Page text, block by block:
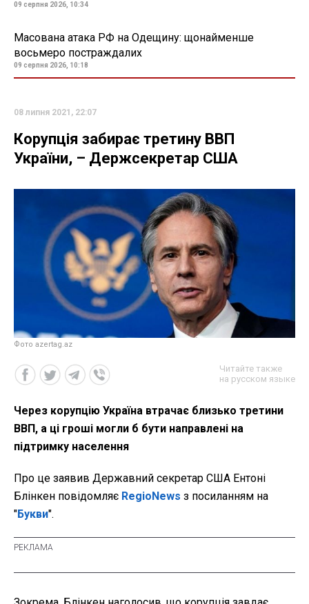
09 серпня 2026, 10:34
Масована атака РФ на Одещину: щонайменше
восьмеро постраждалих
09 серпня 2026, 10:18
08 липня 2021, 22:07
Корупція забирає третину ВВП
України, – Держсекретар США
Фото azertag.az
Читайте также
на русском языке
Через корупцію Україна втрачає близько третини
ВВП, а ці гроші могли б бути направлені на
підтримку населення
Про це заявив Державний секретар США Ентоні
Блінкен повідомляє RegioNews з посиланням на
"Букви".